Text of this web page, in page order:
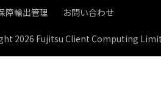
障輸出管理 お問い合わせ
2026 Fujitsu Client Computing